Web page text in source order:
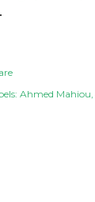
Ahmed Mahiou